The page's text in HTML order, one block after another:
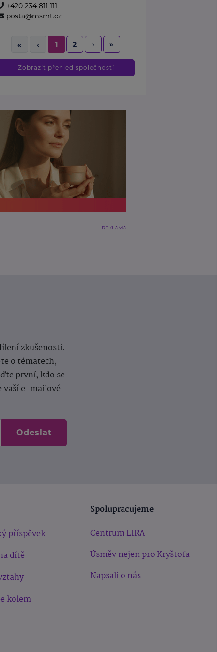
+420 234 811 111
posta@msmt.cz
« ‹ 1 2 › »
Zobrazit přehled společností
REKLAMA
zkušeností.
o tématech,
první, kdo se
vaší e-mailové
Odeslat
příspěvek
dítě
kolem
Spolupracujeme
Centrum LIRA
Úsměv nejen pro Kryštofa
Napsali o nás